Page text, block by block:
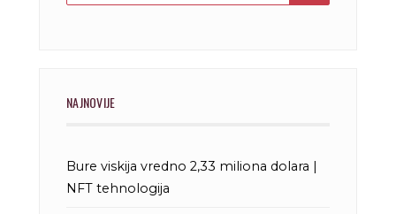
NAJNOVIJE
Bure viskija vredno 2,33 miliona dolara |
NFT tehnologija